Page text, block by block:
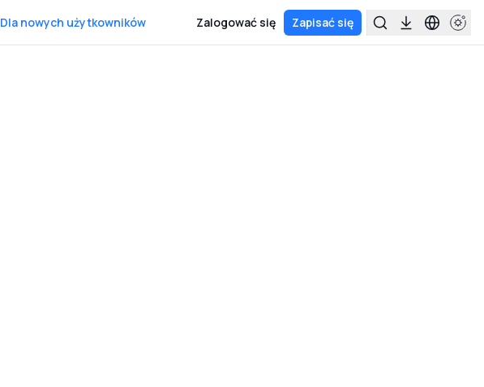
Dla nowych użytkowników Zalogować się Zapisać się